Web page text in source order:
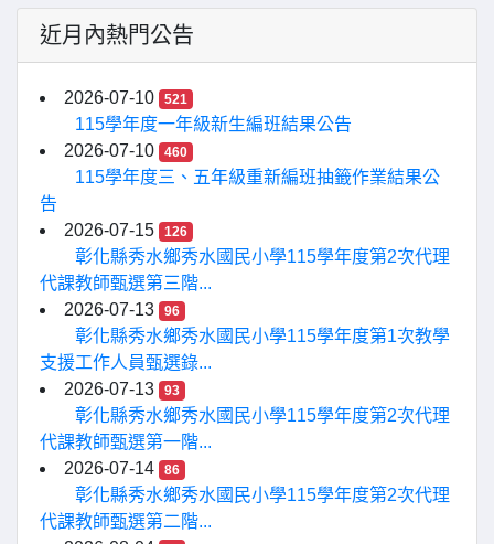
近月內熱門公告
2026-07-10 521
115學年度一年級新生編班結果公告
2026-07-10
460
115學年度三、五年級重新編班抽籤作業結果公
告
2026-07-15
126
彰化縣秀水鄉秀水國民小學115學年度第2次代理
代課教師甄選第三階...
2026-07-13
96
彰化縣秀水鄉秀水國民小學115學年度第1次教學
支援工作人員甄選錄...
2026-07-13
93
彰化縣秀水鄉秀水國民小學115學年度第2次代理
代課教師甄選第一階...
2026-07-14
86
彰化縣秀水鄉秀水國民小學115學年度第2次代理
代課教師甄選第二階...